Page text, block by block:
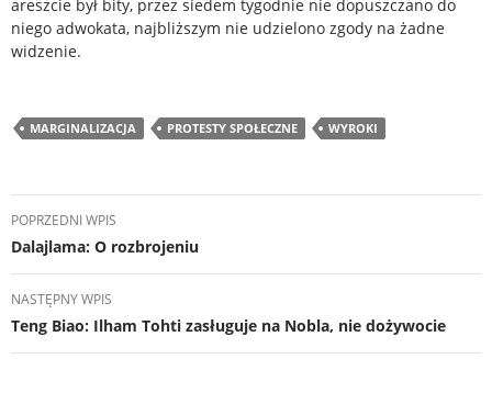
areszcie był bity, przez siedem tygodnie nie dopuszczano do
niego adwokata, najbliższym nie udzielono zgody na żadne
widzenie.
MARGINALIZACJA PROTESTY SPOŁECZNE WYROKI
Nawigacja
wpisu
POPRZEDNI WPIS
Dalajlama: O rozbrojeniu
NASTĘPNY WPIS
Teng Biao: Ilham Tohti zasługuje na Nobla, nie dożywocie